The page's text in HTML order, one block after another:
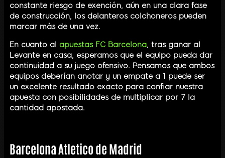
constante riesgo de exención, aún en una clara fase
de construcción, los delanteros colchoneros pueden
marcar más de una vez.
En cuanto al apuestas FC Barcelona, tras ganar al
Levante en casa, esperamos que el equipo pueda dar
continuidad a su juego ofensivo. Pensamos que ambos
equipos deberían anotar y un empate a 1 puede ser
un excelente resultado exacto para confiar nuestra
apuesta con posibilidades de multiplicar por 7 la
cantidad apostada.
Barcelona Atletico de Madrid